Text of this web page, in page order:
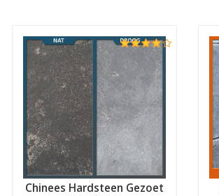
Chinees Hardsteen Gezoet